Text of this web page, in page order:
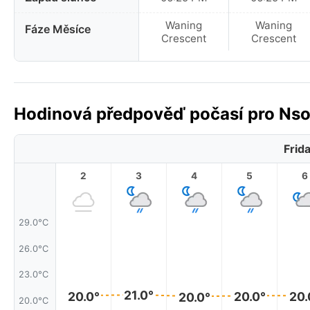
Fáze Měsíce
Waning
Crescent
Waning
Crescent
Hodinová předpověď počasí pro
29.0°C
26.0°C
23.0°C
20.0°C
2
20.0°
3
21.0°
4
20.0°
5
20.0°
6